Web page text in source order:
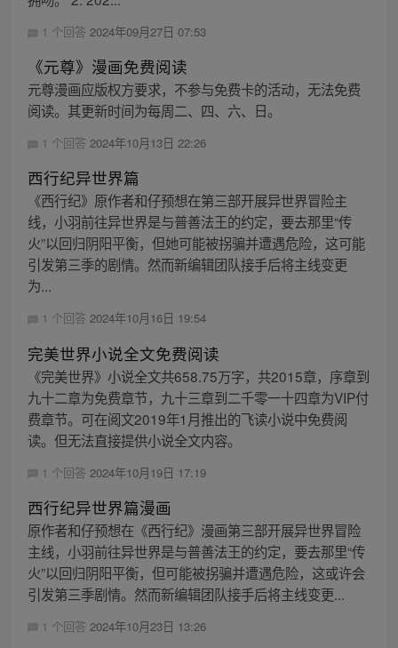
1 个回答 2024年09月27日 07:53
《元尊》漫画免费阅读
元尊漫画应版权方要求，不参与免费卡的活动，无法免费
阅读。其更新时间为每周二、四、六、日。
1 个回答 2024年10月13日 22:26
西行纪异世界篇
《西行纪》原作者和仔预想在第三部开展异世界冒险主
线，小羽前往异世界是与普善法王的约定，要去那里“传
火”以回归阴阳平衡，但她可能被拐骗并遭遇危险，这可能
引发第三季的剧情。然而新编辑团队接手后将主线变更
为...
1 个回答 2024年10月16日 19:54
完美世界小说全文免费阅读
《完美世界》小说全文共658.75万字，共2015章，序章到
九十二章为免费章节，九十三章到二千零一十四章为VIP付
费章节。可在阅文2019年1月推出的飞读小说中免费阅
读。但无法直接提供小说全文内容。
1 个回答 2024年10月19日 17:19
西行纪异世界篇漫画
原作者和仔预想在《西行纪》漫画第三部开展异世界冒险
主线，小羽前往异世界是与普善法王的约定，要去那里“传
火”以回归阴阳平衡，但可能被拐骗并遭遇危险，这或许会
引发第三季剧情。然而新编辑团队接手后将主线变更...
1 个回答 2024年10月23日 13:26